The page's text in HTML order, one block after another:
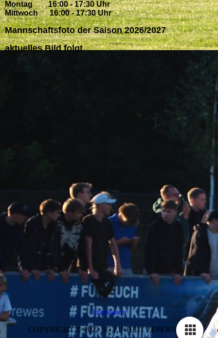
Montag 16:00 - 17:30 Uhr
Mittwoch 16:00 - 17:30 Uhr
Mannschaftsfoto der Saison 2026/2027
aktuelles Bild folgt
Impressum
COPYRIGHT © 2022 SG EINHEIT ZEPERNICK